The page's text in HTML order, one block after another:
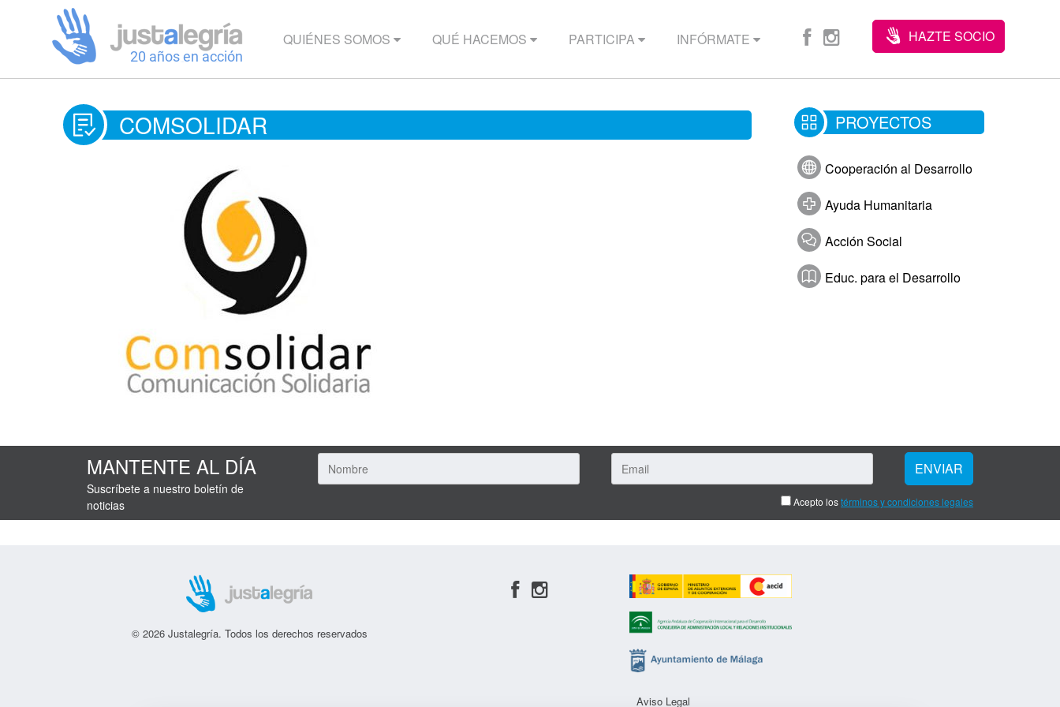
QUIÉNES SOMOS QUÉ HACEMOS PARTICIPA INFÓRMATE HAZTE SOCIO
COMSOLIDAR PROYECTOS
Cooperación al Desarrollo
Ayuda Humanitaria
Acción Social
Educ. para el Desarrollo
MANTENTE AL DÍA
Suscríbete a nuestro boletín de
noticias
Acepto lostérminos y condiciones legales
© 2026 Justalegría. Todos los derechos reservados
Aviso Legal